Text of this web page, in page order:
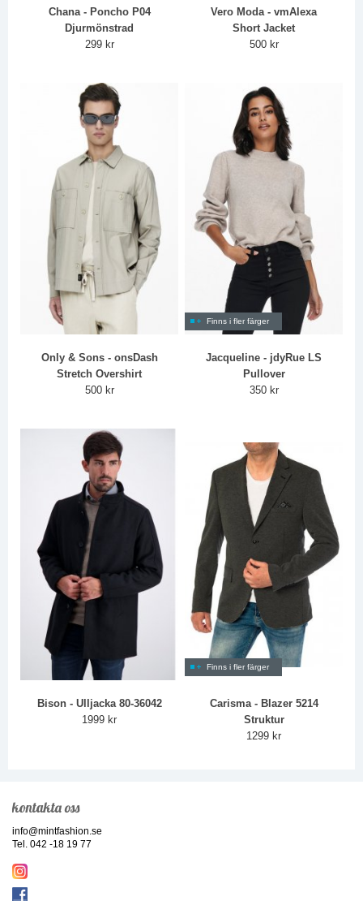
Chana - Poncho P04
Djurmönstrad
299 kr
Vero Moda - vmAlexa
Short Jacket
500 kr
Only & Sons - onsDash
Stretch Overshirt
500 kr
Finns i fler färger
Jacqueline - jdyRue LS
Pullover
350 kr
Bison - Ulljacka 80-36042
1999 kr
Finns i fler färger
Carisma - Blazer 5214
Struktur
1299 kr
kontakta oss
info@mintfashion.se
Tel. 042 -18 19 77